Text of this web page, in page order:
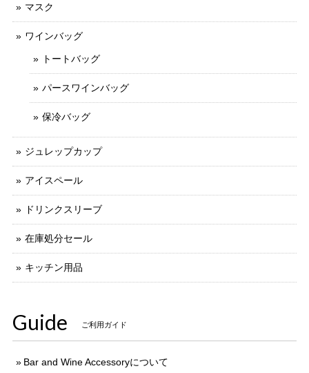
マスク
ワインバッグ
トートバッグ
パースワインバッグ
保冷バッグ
ジュレップカップ
アイスペール
ドリンクスリーブ
在庫処分セール
キッチン用品
Guide ご利用ガイド
Bar and Wine Accessoryについて